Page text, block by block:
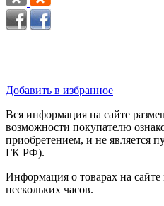
Добавить в избранное
Вся информация на сайте
возможности покупателю
приобретением, и не является
ГК РФ).
Информация о товарах на сайте
нескольких часов.